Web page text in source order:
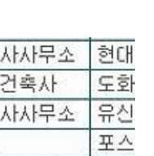
(전문건설), 삼우종합건축
가 부문별 1위를 차지했다.
랭킹) ■일반건설(종합건
림산업 GS건설 롯데건설
건 특수건설 웅남 현대